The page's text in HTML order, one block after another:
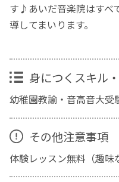
す♪あいだ音楽院はすべ
導してまいります。
身につくスキル
幼稚園教諭・音高音大受
その他注意事項
体験レッスン無料（趣味